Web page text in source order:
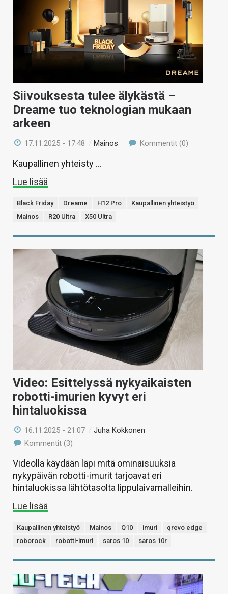
Siivouksesta tulee älykästä –
Dreame tuo teknologian mukaan
arkeen
17.11.2025 - 17:48 /Mainos Kommentit (0)
Kaupallinen yhteisty …
Lue lisää
Black Friday Dreame H12 Pro
Kaupallinen yhteistyö
Mainos
R20 Ultra X50 Ultra
Video: Esittelyssä nykyaikaisten
robotti-imurien kyvyt eri
hintaluokissa
16.11.2025 - 21:07 /Juha Kokkonen
Kommentit (3)
Videolla käydään läpi mitä ominaisuuksia
nykypäivän robotti-imurit tarjoavat eri
hintaluokissa lähtötasolta lippulaivamalleihin.
Lue lisää
Kaupallinen yhteistyö Mainos Q10 imuri
qrevo edge
roborock
robotti-imuri saros 10 saros 10r